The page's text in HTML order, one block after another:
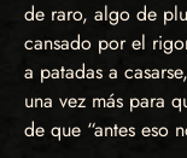
de raro, algo de
cansado por el
a patadas a
una vez más para
de que “antes eso